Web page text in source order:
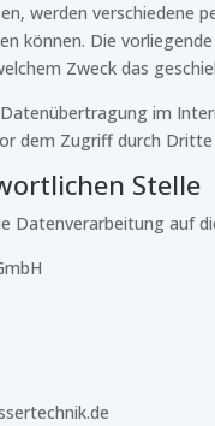
werden
können. Die
Zweck das
im
dem Zugriff durch
Stelle
Datenverarbeitung auf